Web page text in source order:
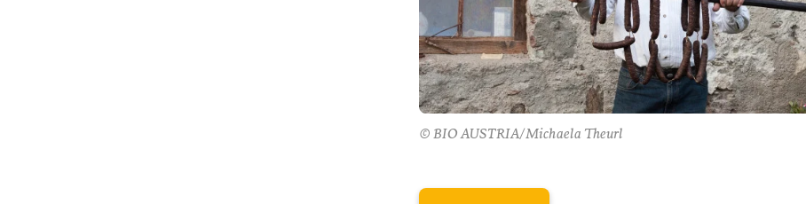
© BIO AUSTRIA/Michaela Theurl